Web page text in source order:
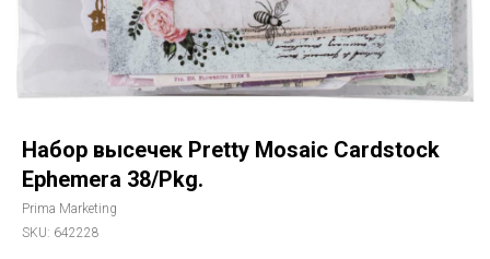
Набор высечек Pretty Mosaic Cardstock
Ephemera 38/Pkg.
Prima Marketing
SKU: 642228